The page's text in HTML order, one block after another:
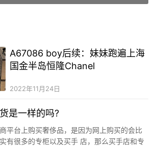
A67086 boy后续：妹妹跑遍上海
国金半岛恒隆Chanel
2022年11月24日
是一样的吗?
平台上购买奢侈品，是因为网上购买的会比
有很多的专柜以及买手 店，那么买手店和专